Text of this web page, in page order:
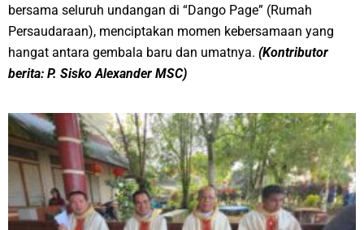
bersama seluruh undangan di “Dango Page” (Rumah
Persaudaraan), menciptakan momen kebersamaan yang
hangat antara gembala baru dan umatnya. (Kontributor
berita: P. Sisko Alexander MSC)